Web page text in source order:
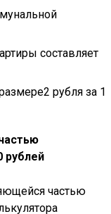
составляет
рубля за 1
рублей
частью